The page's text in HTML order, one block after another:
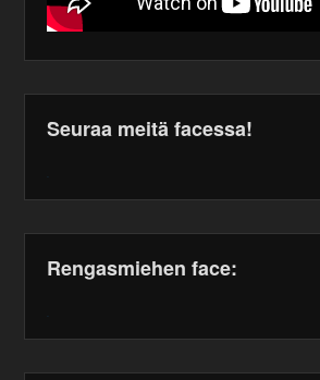
Seuraa meitä facessa!
Rengasmiehen face: